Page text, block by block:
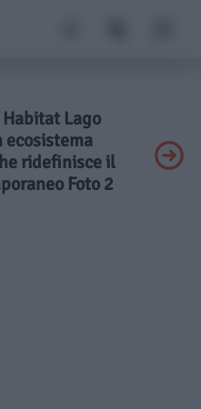
Lago
ecosistema
ridefinisce il
Foto 2